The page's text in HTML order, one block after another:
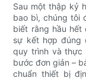
Sau một thập kỷ
bao bì, chúng tôi
biết rằng hầu hết
sự kết hợp đúng
quy trình và thực
bước đơn giản –
chuẩn thiết bị